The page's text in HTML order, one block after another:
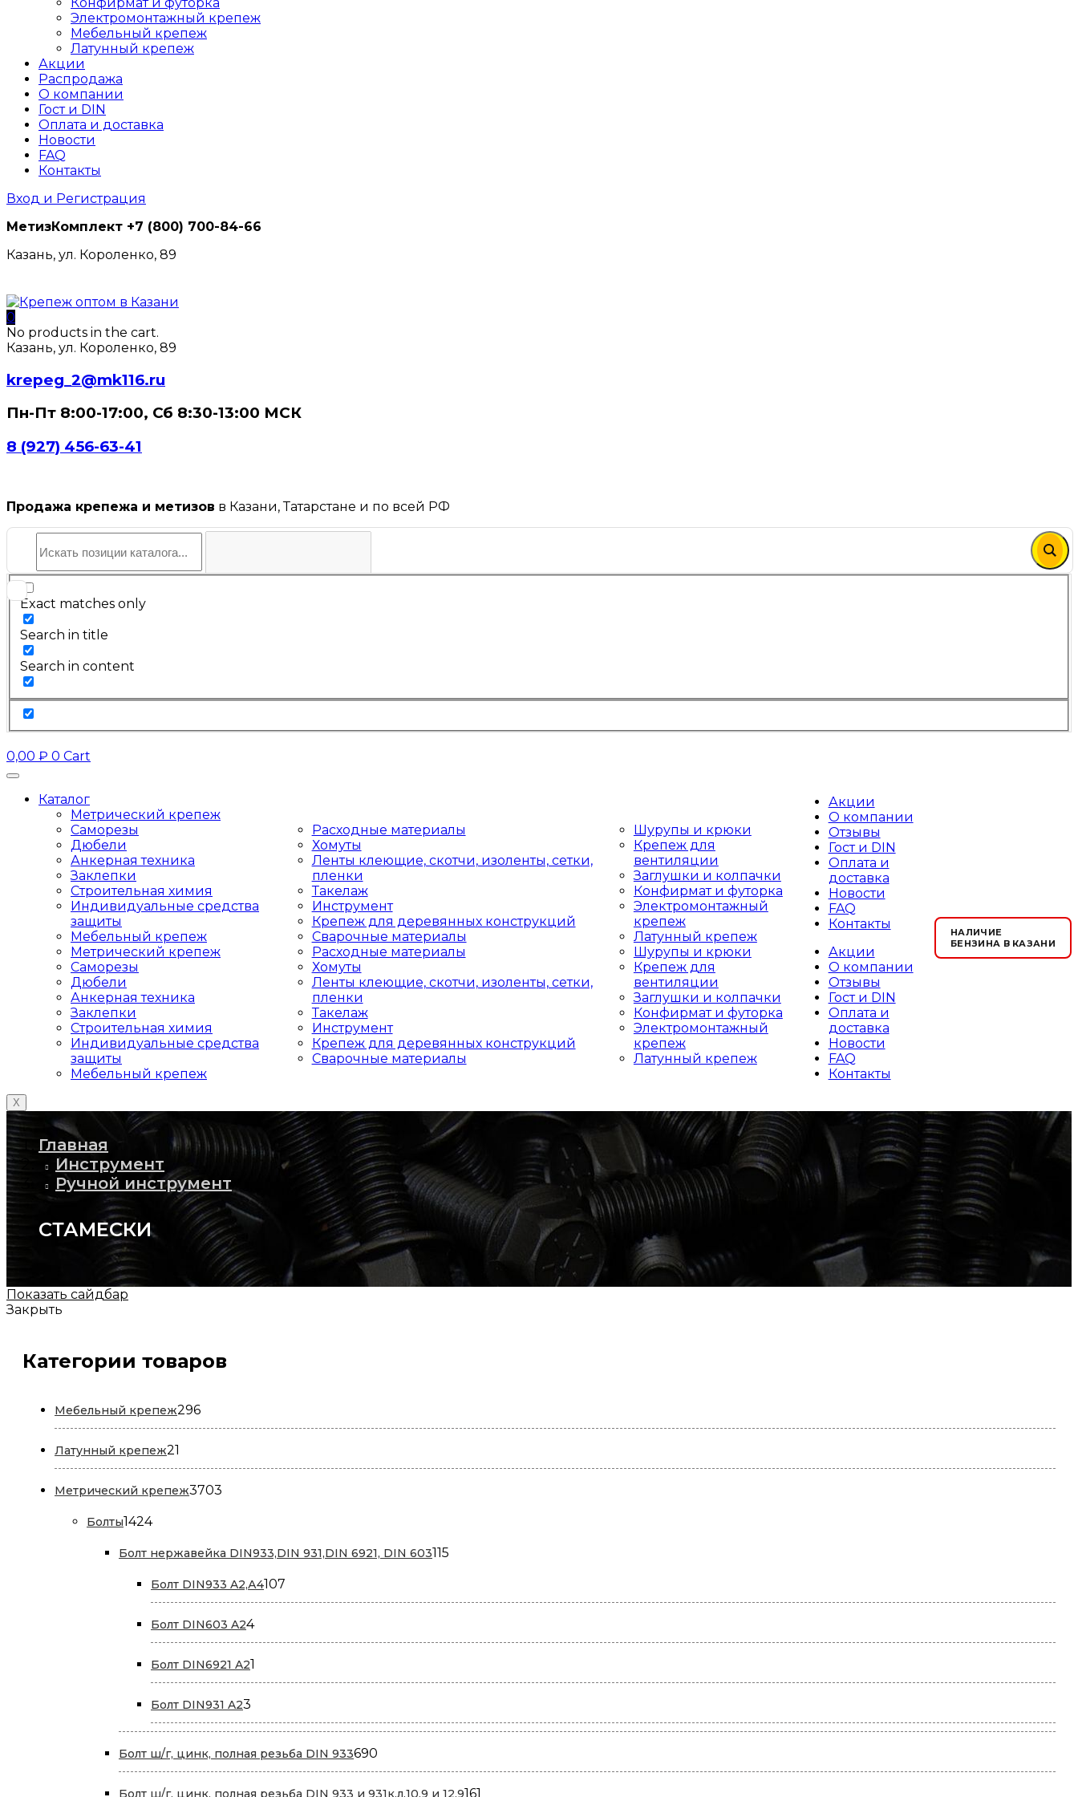
Электромонтажный крепеж
Мебельный крепеж
Латунный крепеж
Акции
Распродажа
О компании
Гост и DIN
Оплата и доставка
Новости
FAQ
Контакты
Вход и Регистрация
МетизКомплект +7 (800) 700-84-66
Казань, ул. Короленко, 89
0
No products in the cart.
Казань, ул. Короленко, 89
krepeg_2@mk116.ru
Пн-Пт 8:00-17:00, Сб 8:30-13:00 МСК
8 (927) 456-63-41
Продажа крепежа и метизов в Казани, Татарстане и по всей РФ
Exact matches only
Search in title
Search in content
0,00 ₽ 0 Cart
Каталог
Метрический крепеж
Саморезы
Дюбели
Анкерная техника
Заклепки
Строительная химия
Индивидуальные средства
защиты
Мебельный крепеж
Метрический крепеж
Саморезы
Дюбели
Анкерная техника
Заклепки
Строительная химия
Индивидуальные средства
защиты
Мебельный крепеж
Расходные материалы
Хомуты
Ленты клеющие, скотчи, изоленты, сетки,
пленки
Такелаж
Инструмент
Крепеж для деревянных конструкций
Сварочные материалы
Расходные материалы
Хомуты
Ленты клеющие, скотчи, изоленты, сетки,
пленки
Такелаж
Инструмент
Крепеж для деревянных конструкций
Сварочные материалы
Шурупы и крюки
Крепеж для
вентиляции
Заглушки и колпачки
Конфирмат и футорка
Электромонтажный
крепеж
Латунный крепеж
Шурупы и крюки
Крепеж для
вентиляции
Заглушки и колпачки
Конфирмат и футорка
Электромонтажный
крепеж
Латунный крепеж
X
Акции
О компании
Отзывы
Гост и DIN
Оплата и
доставка
Новости
FAQ
Контакты
Акции
О компании
Отзывы
Гост и DIN
Оплата и
доставка
Новости
FAQ
Контакты
НАЛИЧИЕ
БЕНЗИНА В КАЗАНИ
Главная
Инструмент
Ручной инструмент
СТАМЕСКИ
Показать сайдбар
Закрыть
Категории товаров
Мебельный крепеж296296
товаров
Латунный крепеж21
товар
Метрический крепеж3703
Болты14241424
Болт нержавейка DIN933,DIN 931,DIN 6921, DIN 603115
Болт DIN933 A2,А4107
товаров
Болт DIN603 A244
товара
Болт DIN6921 A21
товар
Болт DIN931 A23
товара
Болт ш/г, цинк, полная резьба DIN 933690
товаров
Болт ш/г, цинк, полная резьба DIN 933 и 931к.л.10.9 и 12,9161